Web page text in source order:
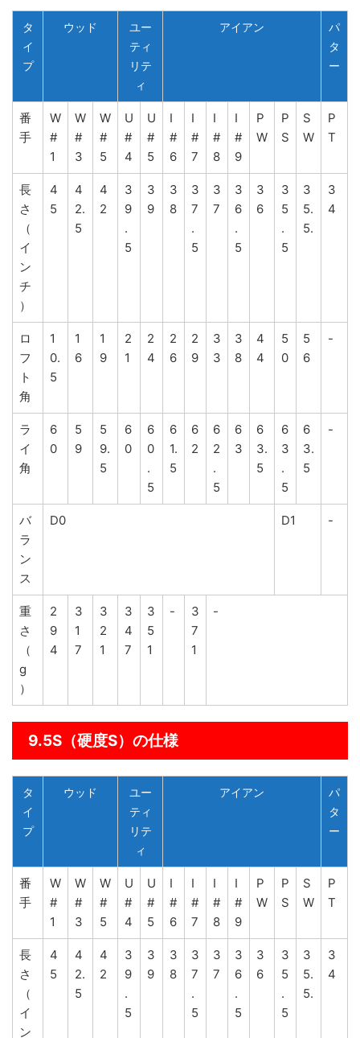
タ
イ
プ
ウッド
ユー
ティ
リテ
ィ
アイアン
パ
タ
ー
番
手
W
#
1
W
#
3
W
#
5
U
#
4
U
#
5
I
#
6
I
#
7
I
#
8
I
#
9
P
W
P
S
S
W
P
T
長
さ
（
イ
ン
チ
）
4
5
4
2.
5
4
2
3
9
.
5
3
9
3
8
3
7
.
5
3
7
3
6
.
5
3
6
3
5
.
5
3
5.
5.
3
4
ロ
フ
ト
角
1
0.
5
1
6
1
9
2
1
2
4
2
6
2
9
3
3
3
8
4
4
5
0
5
6
-
ラ
イ
角
6
0
5
9
5
9.
5
6
0
6
0
.
5
6
1.
5
6
2
6
2
.
5
6
3
6
3.
5
6
3
.
5
6
3.
5
-
バ
ラ
ン
ス
D0 D1 -
重
さ
（
g
）
2
9
4
3
1
7
3
2
1
3
4
7
3
5
1
-
3
7
1
-
9.5S（硬度S）の仕様
タ
イ
プ
ウッド
ユー
ティ
リテ
ィ
アイアン
パ
タ
ー
番
手
W
#
1
W
#
3
W
#
5
U
#
4
U
#
5
I
#
6
I
#
7
I
#
8
I
#
9
P
W
P
S
S
W
P
T
長
さ
（
イ
ン
4
5
4
2.
5
4
2
3
9
.
5
3
9
3
8
3
7
.
5
3
7
3
6
.
5
3
6
3
5
.
5
3
5.
5.
3
4